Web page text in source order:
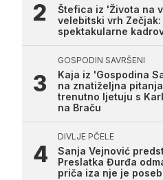
Štefica iz 'Života na
velebitski vrh
spektakularne
GOSPODIN SAVRŠENI
Kaja iz 'Gospodina
na znatiželjna
trenutno ljetuju s
na Braču
DIVLJE PČELE
Sanja Vejnović
Preslatka Đurđa
priča iza nje je